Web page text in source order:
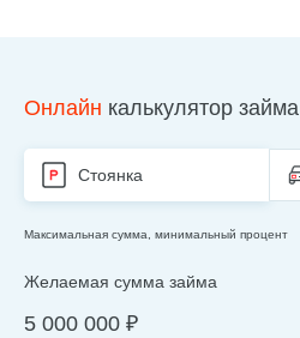
Онлайн калькулятор займа
Стоянка
Максимальная сумма, минимальный процент
Желаемая сумма займа
5 000 000 ₽